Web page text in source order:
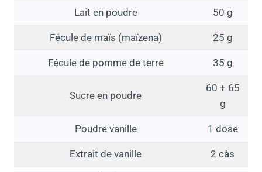
Lait en poudre 50 g
Fécule de maïs (maïzena) 25 g
Fécule de pomme de terre 35 g
Sucre en poudre
60 + 65
g
Poudre vanille 1 dose
Extrait de vanille 2 càs